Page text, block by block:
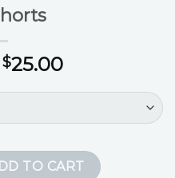
$25.00
TO CART